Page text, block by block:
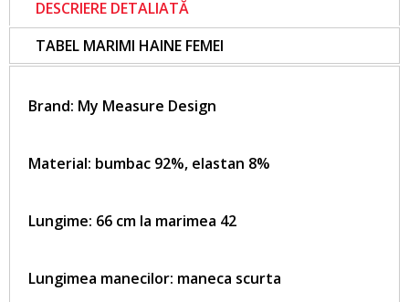
DESCRIERE DETALIATĂ
TABEL MARIMI HAINE FEMEI
Brand: My Measure Design
Material: bumbac 92%, elastan 8%
Lungime: 66 cm la marimea 42
Lungimea manecilor: maneca scurta